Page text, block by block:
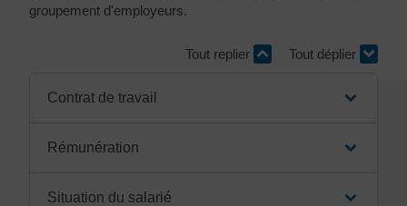
groupement d'employeurs.
Tout replier Tout déplier
Contrat de travail
Rémunération
Situation du salarié